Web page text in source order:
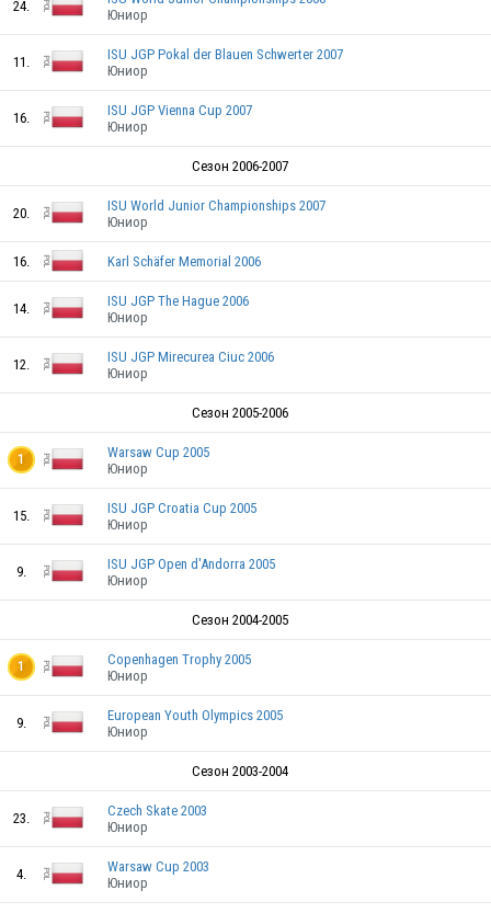
POL
POL
POL
POL
POL
POL
24.
Юниор
11.
ISU JGP Pokal der Blauen Schwerter 2007
Юниор
16.
ISU JGP Vienna Cup 2007
Юниор
Сезон 2006-2007
20.
ISU World Junior Championships 2007
Юниор
16. Karl Schäfer Memorial 2006
14.
ISU JGP The Hague 2006
Юниор
12.
ISU JGP Mirecurea Ciuc 2006
Юниор
Сезон 2005-2006
1
Warsaw Cup 2005
Юниор
15.
ISU JGP Croatia Cup 2005
Юниор
9.
ISU JGP Open d'Andorra 2005
Юниор
Сезон 2004-2005
1
Copenhagen Trophy 2005
Юниор
9.
European Youth Olympics 2005
Юниор
Сезон 2003-2004
23.
Czech Skate 2003
Юниор
4.
Warsaw Cup 2003
Юниор